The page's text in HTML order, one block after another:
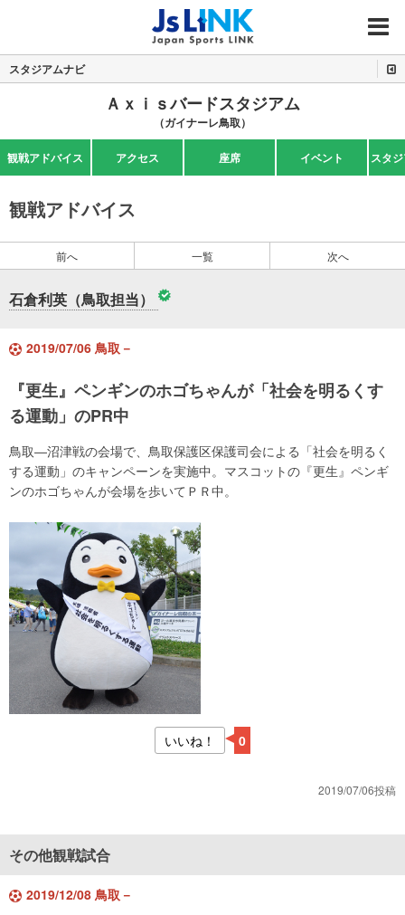
MENU
スタジアムナビ
Ａｘｉｓバードスタジアム
（ガイナーレ鳥取）
観戦アドバイス アクセス 座席 イベント スタ
観戦アドバイス
前へ 一覧 次へ
石倉利英（鳥取担当）
2019/07/06 鳥取－
『更生』ペンギンのホゴちゃんが「社会を明るくす
る運動」のPR中
鳥取―沼津戦の会場で、鳥取保護区保護司会による「社会を明るく
する運動」のキャンペーンを実施中。マスコットの『更生』ペンギ
ンのホゴちゃんが会場を歩いてＰＲ中。
いいね！ 0
2019/07/06投稿
その他観戦試合
2019/12/08 鳥取－